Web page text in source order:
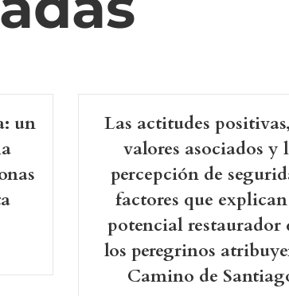
un
Las actitudes
valores asociados y
percepción de
factores que
potencial restaurador
los peregrinos
Camino de